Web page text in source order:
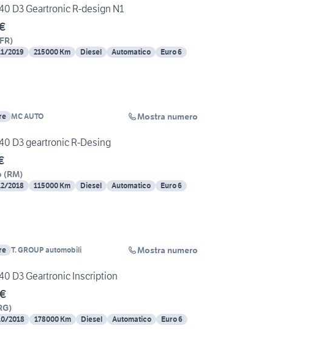
D3 Geartronic R-design N1
FR)
2019 215000 Km Diesel Automatico Euro 6
MC AUTO Mostra numero
D3 geartronic R-Desing
(RM)
2018 115000 Km Diesel Automatico Euro 6
T. GROUP automobili Mostra numero
D3 Geartronic Inscription
)
2018 178000 Km Diesel Automatico Euro 6